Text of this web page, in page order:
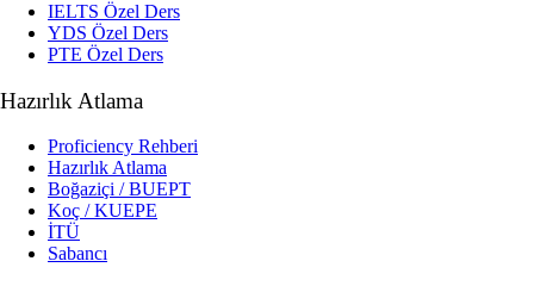
IELTS Özel Ders
YDS Özel Ders
PTE Özel Ders
Hazırlık Atlama
Proficiency Rehberi
Hazırlık Atlama
Boğaziçi / BUEPT
Koç / KUEPE
İTÜ
Sabancı